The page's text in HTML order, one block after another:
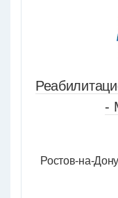
-
Ростов-на-Дону